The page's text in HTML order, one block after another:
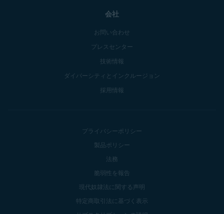
会社
お問い合わせ
プレスセンター
技術情報
ダイバーシティとインクルージョン
採用情報
プライバシーポリシー
製品ポリシー
法務
脆弱性を報告
現代奴隷法に関する声明
特定商取引法に基づく表示